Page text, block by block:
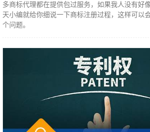
多商标代理都在提供包过服务，如果我人没有好
天小编就给你细说一下商标注册过程，这样可以
个问题。